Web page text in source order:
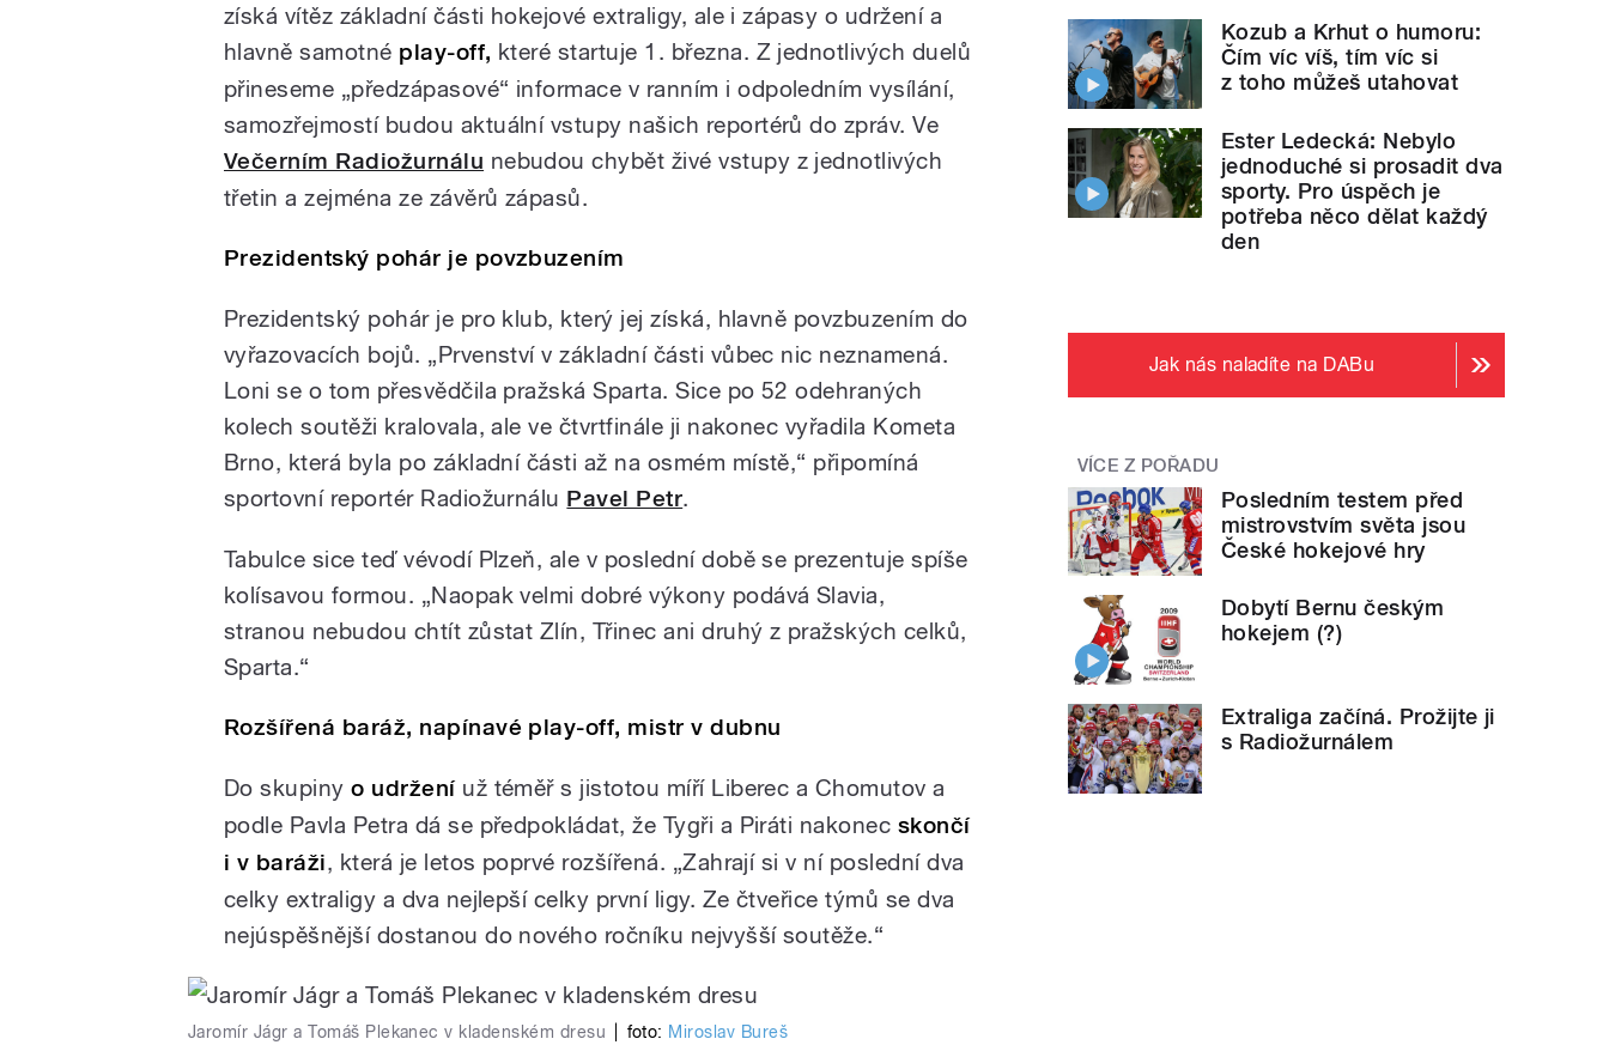
získá vítěz základní části hokejové extraligy, ale i zápasy o udržení a
hlavně samotné play-off, které startuje 1. března. Z jednotlivých duelů
přineseme „předzápasové“ informace v ranním i odpoledním vysílání,
samozřejmostí budou aktuální vstupy našich reportérů do zpráv. Ve
Večerním Radiožurnálu nebudou chybět živé vstupy z jednotlivých
třetin a zejména ze závěrů zápasů.
Prezidentský pohár je povzbuzením
Prezidentský pohár je pro klub, který jej získá, hlavně povzbuzením do
vyřazovacích bojů. „Prvenství v základní části vůbec nic neznamená.
Loni se o tom přesvědčila pražská Sparta. Sice po 52 odehraných
kolech soutěži kralovala, ale ve čtvrtfinále ji nakonec vyřadila Kometa
Brno, která byla po základní části až na osmém místě,“ připomíná
sportovní reportér Radiožurnálu Pavel Petr.
Tabulce sice teď vévodí Plzeň, ale v poslední době se prezentuje spíše
kolísavou formou. „Naopak velmi dobré výkony podává Slavia,
stranou nebudou chtít zůstat Zlín, Třinec ani druhý z pražských celků,
Sparta.“
Rozšířená baráž, napínavé play-off, mistr v dubnu
Do skupinyo udrženíuž téměř s jistotou míří Liberec a Chomutov a
podle Pavla Petra dá se předpokládat, že Tygři a Piráti nakonec skončí
i v baráži, která je letos poprvé rozšířená. „Zahrají si v ní poslední dva
celky extraligy a dva nejlepší celky první ligy. Ze čtveřice týmů se dva
nejúspěšnější dostanou do nového ročníku nejvyšší soutěže.“
Jaromír Jágr a Tomáš Plekanec v kladenském dresu foto: Miroslav Bureš
Kozub a Krhut o humoru:
Čím víc víš, tím víc si
z toho můžeš utahovat
Ester Ledecká: Nebylo
jednoduché si prosadit dva
sporty. Pro úspěch je
potřeba něco dělat každý
den
Jak nás naladíte na DABu
VÍCE Z POŘADU
Posledním testem před
mistrovstvím světa jsou
České hokejové hry
Dobytí Bernu českým
hokejem (?)
Extraliga začíná. Prožijte ji
s Radiožurnálem